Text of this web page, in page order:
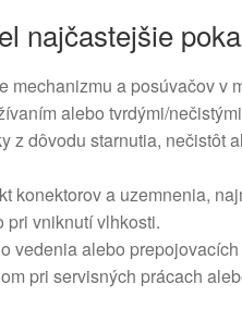
najčastejšie
mechanizmu a posúvačov v
alebo tvrdými/
z dôvodu starnutia, nečistôt
konektorov a uzemnenia,
pri vniknutí vlhkosti.
vedenia alebo prepojovacích
pri servisných prácach